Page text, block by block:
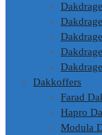
Dakkoffers
Farad
Hapro
Modula